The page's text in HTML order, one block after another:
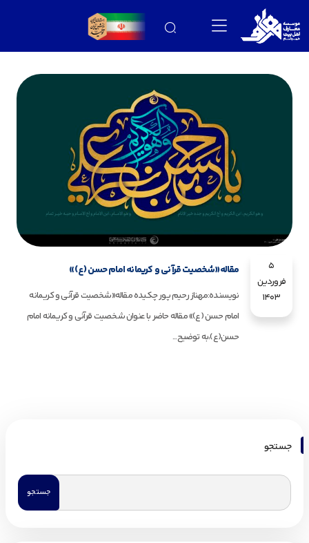
5
فروردین
1403
مقاله«شخصیت قرآنی و کریمانه امام حسن (ع)»
نویسنده:مهناز رحیم پور چکیده مقاله«شخصیت قرآنی و کریمانه
امام حسن (ع)» مقالە حاضر با عنوان شخصیت قرآنی و کریمانە امام
حسن(ع)،به توضیح...
جستجو